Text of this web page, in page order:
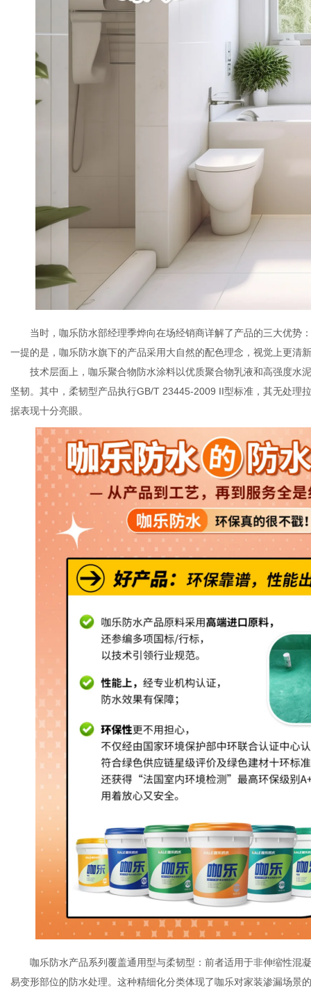
当时，咖乐防水部经理季烨向在场经销商详解了产品的三大优势
一提的是，咖乐防水旗下的产品采用大自然的配色理念，视觉上更清
技术层面上，咖乐聚合物防水涂料以优质聚合物乳液和高强度水
坚韧。其中，柔韧型产品执行GB/T 23445-2009 II型标准，其无处理
据表现十分亮眼。
咖乐防水产品系列覆盖通用型与柔韧型：前者适用于非伸缩性混
易变形部位的防水处理。这种精细化分类体现了咖乐对家装渗漏场景